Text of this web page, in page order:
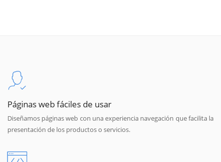
Páginas web fáciles de usar
Diseñamos páginas web con una experiencia navegación que facilita la
presentación de los productos o servicios.